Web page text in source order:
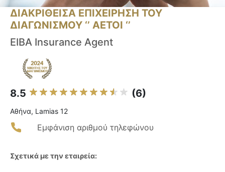
ΔΙΑΚΡΙΘΕΙΣΑ ΕΠΙΧΕΙΡΗΣΗ ΤΟΥ
ΔΙΑΓΩΝΙΣΜΟΥ ‘’ ΑΕΤΟΙ ‘’
EIBA Insurance Agent
8.5 (6)
Αθήνα, Lamias 12
Εμφάνιση αριθμού τηλεφώνου
Σχετικά με την εταιρεία: